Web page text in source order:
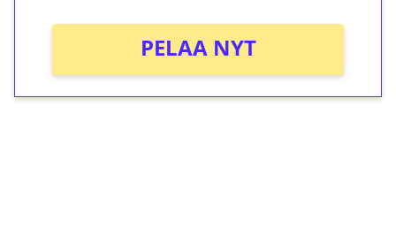
PELAA NYT